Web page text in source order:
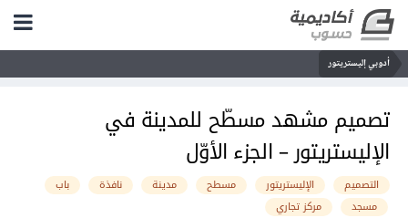
أدوبي إليستريتور
تصميم مشهد مسطّح للمدينة في
الإليستريتور – الجزء الأوّل
التصميم الإليستريتور مسطح مدينة نافذة
باب
مسجد
مركز تجاري